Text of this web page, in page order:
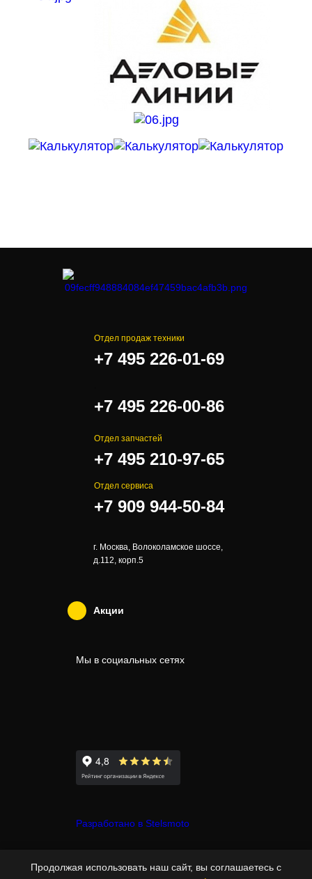
Отдел продаж техники
+7 495 226-01-69
+7 495 226-00-86
Отдел запчастей
+7 495 210-97-65
Отдел сервиса
+7 909 944-50-84
г. Москва, Волоколамское шоссе,
д.112, корп.5
Акции
Мы в социальных сетях
Разработано в Stelsmoto
© Copyright 2007-2026 - Stelsmoto.
Продолжая использовать наш сайт, вы соглашаетесь с